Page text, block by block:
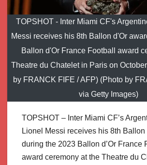
TOPSHOT - Inter Miami CF's
Messi receives his 8th Ballon d'Or
Ballon d'Or France Football award
Theatre du Chatelet in Paris on
by FRANCK FIFE / AFP) (Photo by
via Getty Images)
TOPSHOT – Inter Miami CF’s
Lionel Messi receives his 8th Ballon
during the 2023 Ballon d’Or France
award ceremony at the Theatre du